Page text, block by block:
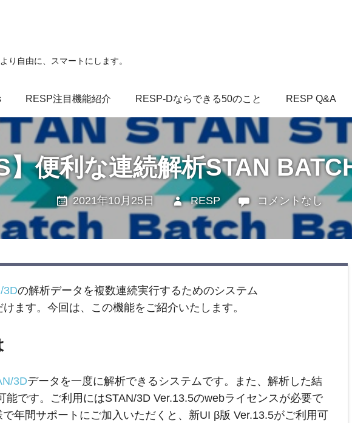
り自由に、スマートにします。
RESP注目機能紹介 RESP-Dならできる50のこと RESP Q&A
】便利な連続解析STAN
2021年10月25日 RESP 未分類
コメントなし
3Dの解析データを複数連続実行するためのシステム
ます。今回は、この機能をご紹介いたします。
3Dデータを一度に解析できるシステムです。また、解析した結
す。ご利用にはSTAN/3D Ver.13.5のwebライセンスが必要で
年間サポートにご加入いただくと、新UI β版 Ver.13.5がご利用可